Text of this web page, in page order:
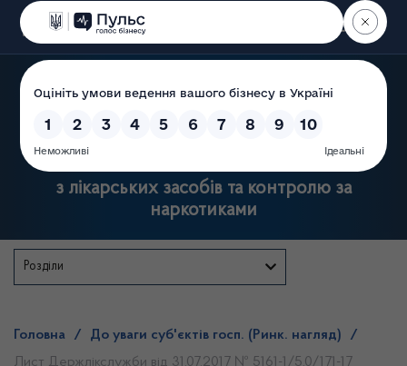
Пошук
Державна служба України
з лікарських засобів та контролю за
наркотиками
Розділи
Головна / До уваги суб'єктів госп. (Ринк. нагляд)
/
Лист Держлікслужби від 31.07.2017 № 5161-1/5.0/171-17